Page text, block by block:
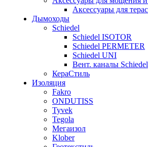
Аксессуары для
Дымоходы
Schiedel
Schiedel ISOTOR
Schiedel PERMETER
Schiedel UNI
Вент. каналы Schiedel
КераСтиль
Изоляция
Fakro
ONDUTISS
Tyvek
Tegola
Мегаизол
Klober